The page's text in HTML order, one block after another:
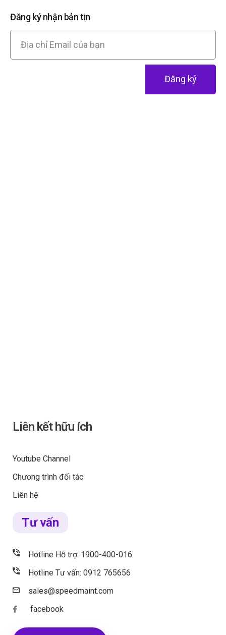
Đăng ký nhận bản tin
Đăng ký
Liên kết hữu ích
Youtube Channel
Chương trình đối tác
Liên hệ
Tư vấn
Hotline Hỗ trợ: 1900-400-016
Hotline Tư vấn: 0912 765656
sales@speedmaint.com
facebook